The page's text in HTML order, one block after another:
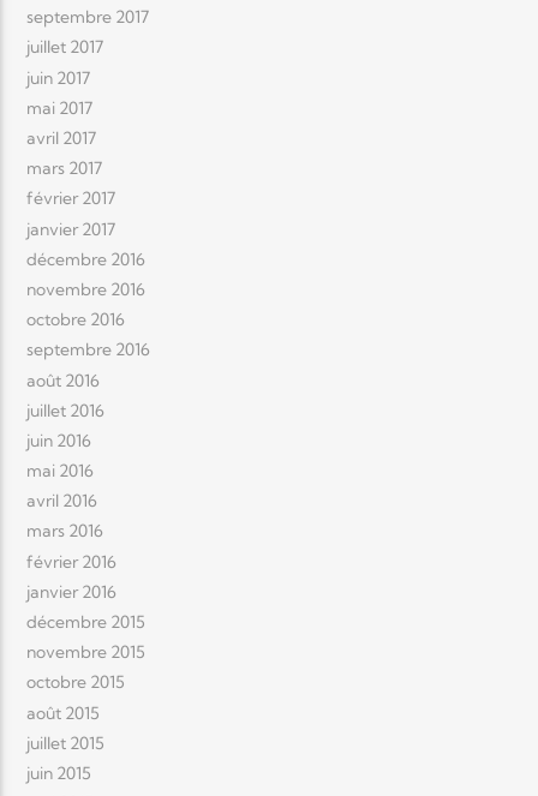
septembre 2017
juillet 2017
juin 2017
mai 2017
avril 2017
mars 2017
février 2017
janvier 2017
décembre 2016
novembre 2016
octobre 2016
septembre 2016
août 2016
juillet 2016
juin 2016
mai 2016
avril 2016
mars 2016
février 2016
janvier 2016
décembre 2015
novembre 2015
octobre 2015
août 2015
juillet 2015
juin 2015